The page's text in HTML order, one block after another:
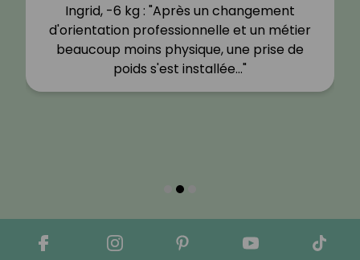
Ingrid, -6 kg : "Après un changement
d'orientation professionnelle et un métier
beaucoup moins physique, une prise de
poids s'est installée…"